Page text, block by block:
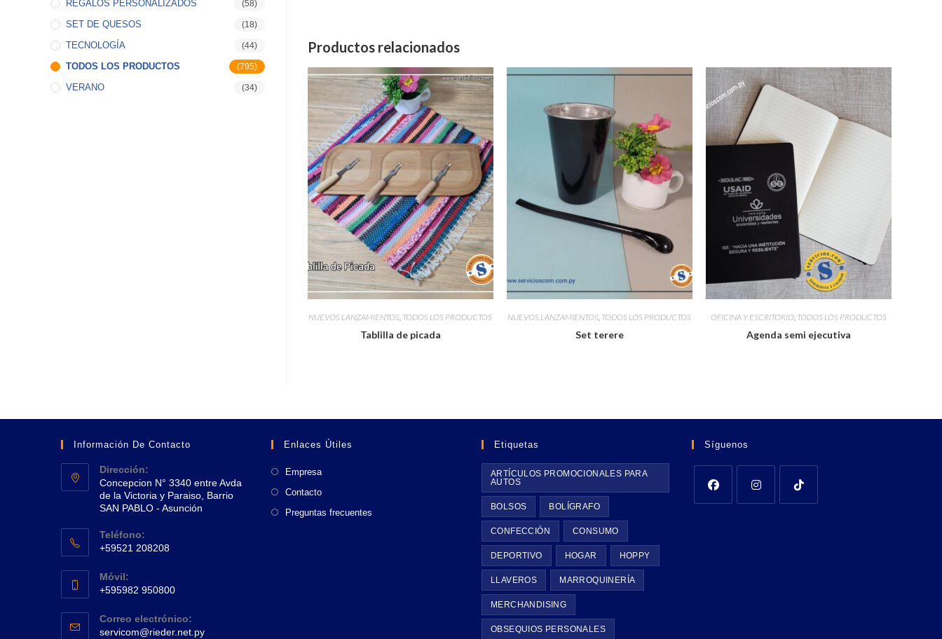
Productos relacionados
NUEVOS LANZAMIENTOS, TODOS LOS PRODUCTOS
Tablilla de picada
NUEVOS LANZAMIENTOS, TODOS LOS PRODUCTOS
Set terere
OFICINA Y ESCRITORIO, TODOS LOS PRODUCTOS
Agenda semi ejecutiva
REGALOS PERSONALIZADOS (58)
SET DE QUESOS (18)
TECNOLOGÍA (44)
TODOS LOS PRODUCTOS (795)
VERANO (34)
Información De Contacto
Dirección:
Concepcion N° 3340 entre Avda
de la Victoria y Paraiso, Barrio
SAN PABLO - Asunción
abre
una
nueva
Teléfono:
+59521 208208
abre
en
tu
aplicación
Móvil:
+595982 950800
abre
Correo electrónico:
servicom@rieder.net.pySe
Enlaces Útiles
Empresa
Contacto
Preguntas frecuentes
Etiquetas
ARTÍCULOS PROMOCIONALES PARA
AUTOS
BOLSOS BOLÍGRAFO
CONFECCIÓN CONSUMO
DEPORTIVO HOGAR HOPPY
LLAVEROS MARROQUINERÍA
MERCHANDISING
OBSEQUIOS PERSONALES
Síguenos